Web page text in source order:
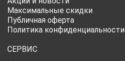
Максимальные скидки
Публичная оферта
Политика конфиденциальности
СЕРВИС